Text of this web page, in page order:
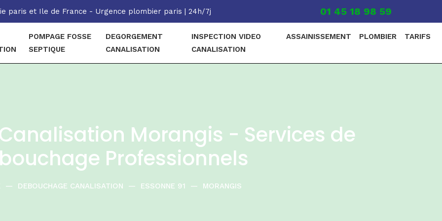
paris et Ile de France - Urgence plombier paris | 24h/7j 01 45 18 98 59
POMPAGE FOSSE
SEPTIQUE
DEGORGEMENT
CANALISATION
INSPECTION VIDEO
CANALISATION
ASSAINISSEMENT PLOMBIER TARIFS
Morangis - Services de
Professionnels
— DEBOUCHAGE CANALISATION — ESSONNE 91 — MORANGIS